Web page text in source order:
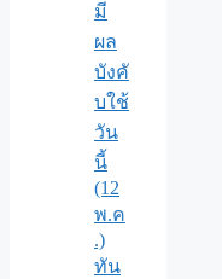
มี
ผล
บังคั
บใช้
วัน
นี้
(12
พ.ค
.)
ทัน